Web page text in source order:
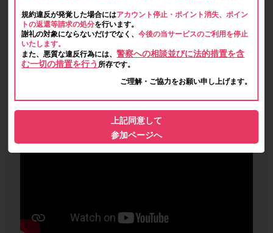
規約違反が発覚した場合にはアカウント停止・ポイント消失、ポイン
トの返還等請求の処分を行います。
謝礼の対象にならないだけでなく、今後の当サービスのご利用を停止
いたします。
また、悪質な違反行為には、警察への相談並びに法的措置を含
む一切の措置を行う 所存です。
ご理解・ご協力をお願い申し上げます。
上記同意して
参加ページへ